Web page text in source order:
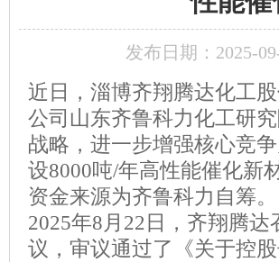
发布日期：2025-
近日，淄博齐翔腾达化工
公司山东齐鲁科力化工研
战略，进一步增强核心竞
设8000吨/年高性能催化新
资金来源为齐鲁科力自筹。
2025年8月22日，齐翔腾
议，审议通过了《关于控